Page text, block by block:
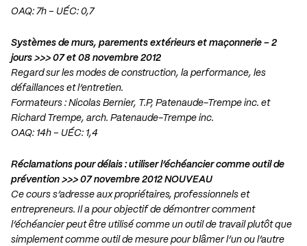
OAQ: 7h – UÉC: 0,7
Systèmes de murs, parements extérieurs et maçonnerie – 2
jours >>> 07 et 08 novembre 2012
Regard sur les modes de construction, la performance, les
défaillances et l’entretien.
Formateurs : Nicolas Bernier, T.P, Patenaude-Trempe inc. et
Richard Trempe, arch. Patenaude-Trempe inc.
OAQ: 14h – UÉC: 1,4
Réclamations pour délais : utiliser l’échéancier comme outil de
prévention >>> 07 novembre 2012 NOUVEAU
Ce cours s’adresse aux propriétaires, professionnels et
entrepreneurs. Il a pour objectif de démontrer comment
l’échéancier peut être utilisé comme un outil de travail plutôt que
simplement comme outil de mesure pour blâmer l’un ou l’autre